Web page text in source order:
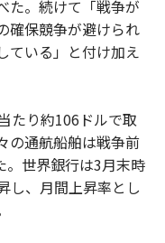
た。続けて「戦争が
確保競争が避けられ
ている」と付け加え
たり約106ドルで取
の通航船舶は戦争前
。世界銀行は3月末時
し、月間上昇率とし